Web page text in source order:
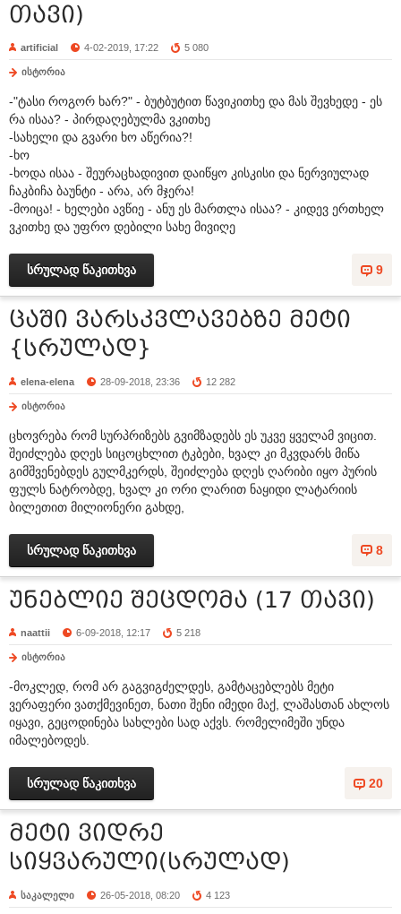
თავი)
artificial 4-02-2019, 17:22 5 080
ისტორია
-"ტასი როგორ ხარ?" - ბუტბუტით წავიკითხე და მას შევხედე - ეს
რა ისაა? - პირდაღებულმა ვკითხე
-სახელი და გვარი ხო აწერია?!
-ხო
-ხოდა ისაა - შეურაცხადივით დაიწყო კისკისი და ნერვიულად
ჩაკბიჩა ბაუნტი - არა, არ მჯერა!
-მოიცა! - ხელები ავწიე - ანუ ეს მართლა ისაა? - კიდევ ერთხელ
ვკითხე და უფრო დებილი სახე მივიღე
9
სრულად წაკითხვა
ცაში ვარსკვლავებზე მეტი
{სრულად}
elena-elena 28-09-2018, 23:36 12 282
ისტორია
ცხოვრება რომ სურპრიზებს გვიმზადებს ეს უკვე ყველამ ვიცით.
შეიძლება დღეს სიცოცხლით ტკბები, ხვალ კი მკვდარს მიწა
გიმშვენებდეს გულმკერდს, შეიძლება დღეს ღარიბი იყო პურის
ფულს ნატრობდე, ხვალ კი ორი ლარით ნაყიდი ლატარიის
ბილეთით მილიონერი გახდე,
8
სრულად წაკითხვა
უნებლიე შეცდომა (17 თავი)
naattii 6-09-2018, 12:17 5 218
ისტორია
-მოკლედ, რომ არ გაგვიგძელდეს, გამტაცებლებს მეტი
ვერაფერი ვათქმევინეთ, ნათი შენი იმედი მაქ, ლაშასთან ახლოს
იყავი, გეცოდინება სახლები სად აქვს. რომელიმეში უნდა
იმალებოდეს.
20
სრულად წაკითხვა
მეტი ვიდრე
სიყვარული(სრულად)
საკალელი 26-05-2018, 08:20 4 123